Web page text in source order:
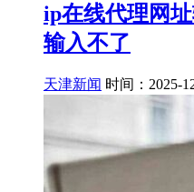
ip在线代理网
输入不了
天津新闻 时间：2025-